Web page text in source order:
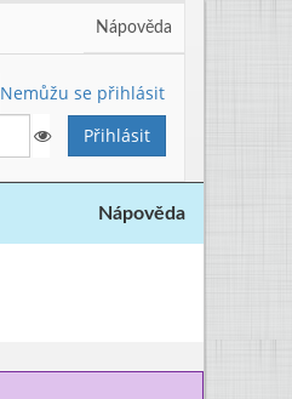
Nápověda
Nemůžu se přihlásit
Nápověda